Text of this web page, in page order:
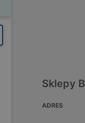
Sklepy
ADRES